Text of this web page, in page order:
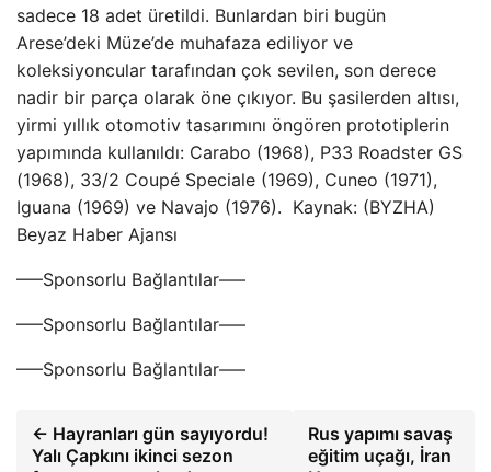
sadece 18 adet üretildi. Bunlardan biri bugün
Arese’deki Müze’de muhafaza ediliyor ve
koleksiyoncular tarafından çok sevilen, son derece
nadir bir parça olarak öne çıkıyor. Bu şasilerden altısı,
yirmi yıllık otomotiv tasarımını öngören prototiplerin
yapımında kullanıldı: Carabo (1968), P33 Roadster GS
(1968), 33/2 Coupé Speciale (1969), Cuneo (1971),
Iguana (1969) ve Navajo (1976). Kaynak: (BYZHA)
Beyaz Haber Ajansı
—–Sponsorlu Bağlantılar—–
—–Sponsorlu Bağlantılar—–
—–Sponsorlu Bağlantılar—–
← Hayranları gün sayıyordu!
Yalı Çapkını ikinci sezon
Rus yapımı savaş
eğitim uçağı, İran